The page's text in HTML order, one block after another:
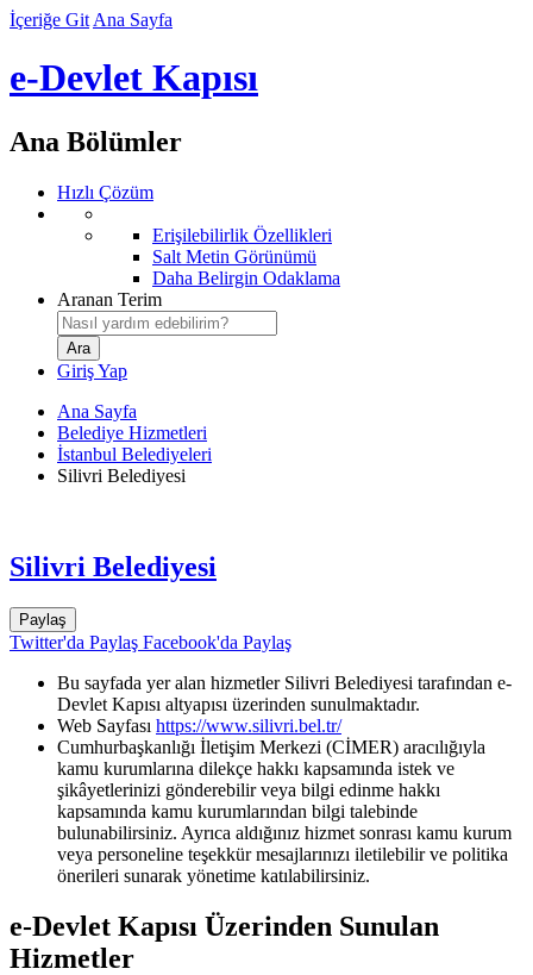
İçeriğe Git Ana Sayfa
e-Devlet Kapısı
Ana Bölümler
Hızlı Çözüm
Erişilebilirlik Özellikleri
Salt Metin Görünümü
Daha Belirgin Odaklama
Aranan Terim
Giriş Yap
Ana Sayfa
Belediye Hizmetleri
İstanbul Belediyeleri
Silivri Belediyesi
Silivri Belediyesi
Paylaş
Twitter'da Paylaş Facebook'da Paylaş
Bu sayfada yer alan hizmetler Silivri Belediyesi tarafından e-
Devlet Kapısı altyapısı üzerinden sunulmaktadır.
Web Sayfası https://www.silivri.bel.tr/
Cumhurbaşkanlığı İletişim Merkezi (CİMER) aracılığıyla
kamu kurumlarına dilekçe hakkı kapsamında istek ve
şikâyetlerinizi gönderebilir veya bilgi edinme hakkı
kapsamında kamu kurumlarından bilgi talebinde
bulunabilirsiniz. Ayrıca aldığınız hizmet sonrası kamu kurum
veya personeline teşekkür mesajlarınızı iletilebilir ve politika
önerileri sunarak yönetime katılabilirsiniz.
e-Devlet Kapısı Üzerinden Sunulan
Hizmetler